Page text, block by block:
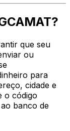
que seu
ou
para
cidade e
o código
banco de